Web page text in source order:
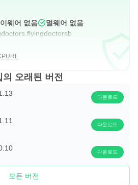
하기 위해 사용
정보 전송 등 위치 기반 서비스에
시 서비스 일부 기능의 정상적인 이
웨어 없음
멀웨어 없음
오래된 버전
다운로드
다운로드
다운로드
모든 버전